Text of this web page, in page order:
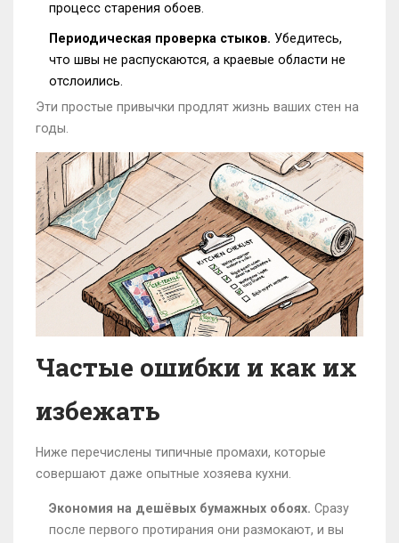
процесс старения обоев.
Периодическая проверка стыков. Убедитесь,
что швы не распускаются, а краевые области не
отслоились.
Эти простые привычки продлят жизнь ваших стен на
годы.
Частые ошибки и как их
избежать
Ниже перечислены типичные промахи, которые
совершают даже опытные хозяева кухни.
Экономия на дешёвых бумажных обоях. Сразу
после первого протирания они размокают, и вы